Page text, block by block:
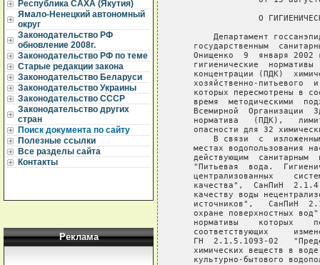
Республика САХА (Якутия)
Ямало-Ненецкий автономный
округ
Законодательство РФ
обновление 2008г.
Законодательство РФ по теме
Старые редакции закона
Законодательство Беларуси
Законодательство Украины
Законодательство СССР
Законодательство других
стран
Поиск документа по сайту
Полезные ссылки
Все разделы сайта
Контакты
Реклама
О
Департамент
государственным
Онищенко  9  января 2002
гигиенические  нормативы
концентрации (ПДК)
хозяйственно-питьевого
которых пересмотрены в
время  методическими
Всемирной  Организации
норматива   (ПДК),
опасности для 32
В связи  с
местах водопользования
действующим  санитарным
"Питьевая  вода.
централизованных
качества",  СанПиН
качеству воды
источников",   СанПиН
охране поверхностных
нормативы    которых
соответствующих
ГН  2.1.5.1093-02
химических веществ в
культурно-бытового